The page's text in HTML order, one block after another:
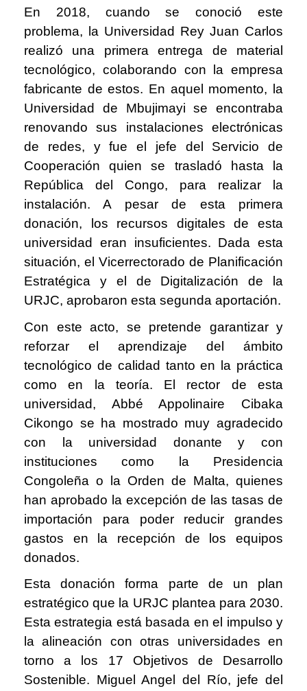
En 2018, cuando se conoció este
problema, la Universidad Rey Juan Carlos
realizó una primera entrega de material
tecnológico, colaborando con la empresa
fabricante de estos. En aquel momento, la
Universidad de Mbujimayi se encontraba
renovando sus instalaciones electrónicas
de redes, y fue el jefe del Servicio de
Cooperación quien se trasladó hasta la
República del Congo, para realizar la
instalación. A pesar de esta primera
donación, los recursos digitales de esta
universidad eran insuficientes. Dada esta
situación, el Vicerrectorado de Planificación
Estratégica y el de Digitalización de la
URJC, aprobaron esta segunda aportación.
Con este acto, se pretende garantizar y
reforzar el aprendizaje del ámbito
tecnológico de calidad tanto en la práctica
como en la teoría. El rector de esta
universidad, Abbé Appolinaire Cibaka
Cikongo se ha mostrado muy agradecido
con la universidad donante y con
instituciones como la Presidencia
Congoleña o la Orden de Malta, quienes
han aprobado la excepción de las tasas de
importación para poder reducir grandes
gastos en la recepción de los equipos
donados.
Esta donación forma parte de un plan
estratégico que la URJC plantea para 2030.
Esta estrategia está basada en el impulso y
la alineación con otras universidades en
torno a los 17 Objetivos de Desarrollo
Sostenible. Miguel Angel del Río, jefe del